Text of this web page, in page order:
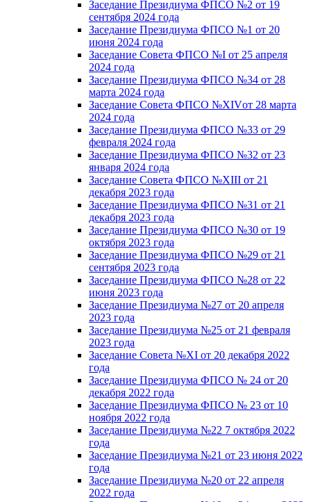
Заседание Президиума ФПСО №2 от 19
сентября 2024 года
Заседание Президиума ФПСО №1 от 20
июня 2024 года
Заседание Совета ФПСО №I от 25 апреля
2024 года
Заседание Президиума ФПСО №34 от 28
марта 2024 года
Заседание Совета ФПСО №XIVот 28 марта
2024 года
Заседание Президиума ФПСО №33 от 29
февраля 2024 года
Заседание Президиума ФПСО №32 от 23
января 2024 года
Заседание Совета ФПСО №XIII от 21
декабря 2023 года
Заседание Президиума ФПСО №31 от 21
декабря 2023 года
Заседание Президиума ФПСО №30 от 19
октября 2023 года
Заседание Президиума ФПСО №29 от 21
сентября 2023 года
Заседание Президиума ФПСО №28 от 22
июня 2023 года
Заседание Президиума №27 от 20 апреля
2023 года
Заседание Президиума №25 от 21 февраля
2023 года
Заседание Совета №XI от 20 декабря 2022
года
Заседание Президиума ФПСО № 24 от 20
декабря 2022 года
Заседание Президиума ФПСО № 23 от 10
ноября 2022 года
Заседание Президиума №22 7 октября 2022
года
Заседание Президиума №21 от 23 июня 2022
года
Заседание Президиума №20 от 22 апреля
2022 года